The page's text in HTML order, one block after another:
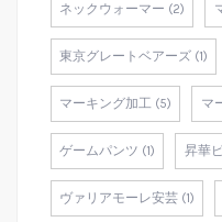
ネックウォーマー (2)
東京グレートベアーズ (1)
マーキング加工 (5) マ
ゲームパンツ (1) 昇華
ヴァリアモーレ安芸 (1)